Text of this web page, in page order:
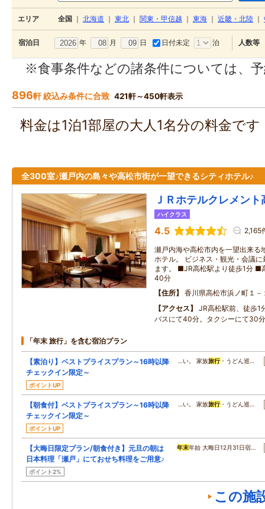
エリア 全国 北海道 東北 関東・甲信越 東海 近畿・北陸
宿泊日 年 月 日 日付未定 泊 人数等
※食事条件などの諸条件については、
896軒 絞込み条件に合致 421軒～450軒表示
料金は1泊1部屋の大人1名分の料金で
全300室♪瀬戸内の島々や高松市街が一望できるシティホテル♪
ＪＲホテルクレメント
ハイクラス
4.5 2,165
瀬戸内海や高松市内を一望出来る
ホテル。 ビジネス・観光・会議
ます。 ■JR高松駅より徒歩1分 ■
40分
住所
香川県高松市浜ノ町１－
アクセス
JR高松駅前、徒歩1
バスにて40分。タクシーにて30分
「年末 旅行」を含む宿泊プラン
【素泊り】ベストプライスプラン～16時以降
チェックイン限定～
ポイントUP
…い。 家族旅行・うどん巡…
【朝食付】ベストプライスプラン～16時以降
チェックイン限定～
ポイントUP
…い。 家族旅行・うどん巡…
【大晦日限定プラン/朝食付き】元旦の朝は
日本料理「瀬戸」にておせち料理をご用意♪
ポイント2%
年末年始 大晦日12月31日宿…
この施